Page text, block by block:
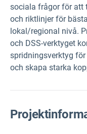
sociala frågor för att
och riktlinjer för
lokal/regional nivå.
och DSS-verktyget
spridningsverktyg
och skapa starka